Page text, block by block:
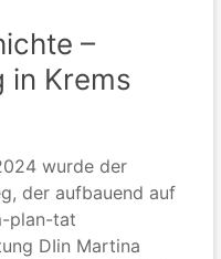
–
in Krems
wurde der
der aufbauend auf
plan-tat
DIin Martina